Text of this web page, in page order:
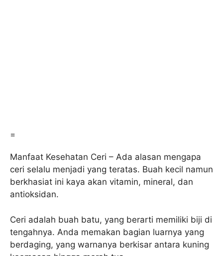
=
Manfaat Kesehatan Ceri – Ada alasan mengapa
ceri selalu menjadi yang teratas. Buah kecil namun
berkhasiat ini kaya akan vitamin, mineral, dan
antioksidan.
Ceri adalah buah batu, yang berarti memiliki biji di
tengahnya. Anda memakan bagian luarnya yang
berdaging, yang warnanya berkisar antara kuning